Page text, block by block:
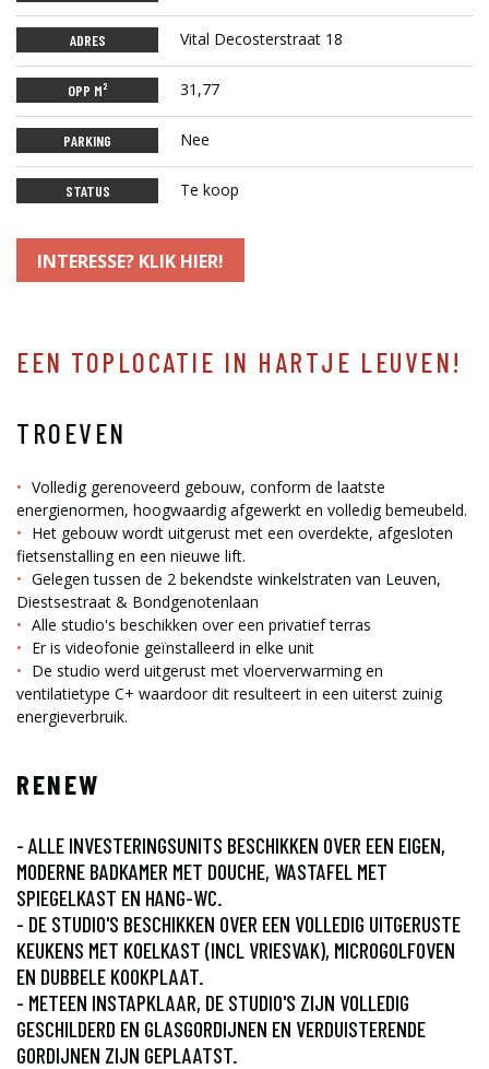
ADRES Vital Decosterstraat 18
OPP M² 31,77
PARKING Nee
STATUS Te koop
INTERESSE? KLIK HIER!
EEN TOPLOCATIE IN HARTJE LEUVEN!
TROEVEN
Volledig gerenoveerd gebouw, conform de laatste
energienormen, hoogwaardig afgewerkt en volledig bemeubeld.
Het gebouw wordt uitgerust met een overdekte, afgesloten
fietsenstalling en een nieuwe lift.
Gelegen tussen de 2 bekendste winkelstraten van Leuven,
Diestsestraat & Bondgenotenlaan
Alle studio's beschikken over een privatief terras
Er is videofonie geïnstalleerd in elke unit
De studio werd uitgerust met vloerverwarming en
ventilatietype C+ waardoor dit resulteert in een uiterst zuinig
energieverbruik.
RENEW
- ALLE INVESTERINGSUNITS BESCHIKKEN OVER EEN EIGEN,
MODERNE BADKAMER MET DOUCHE, WASTAFEL MET
SPIEGELKAST EN HANG-WC.
- DE STUDIO'S BESCHIKKEN OVER EEN VOLLEDIG UITGERUSTE
KEUKENS MET KOELKAST (INCL VRIESVAK), MICROGOLFOVEN
EN DUBBELE KOOKPLAAT.
- METEEN INSTAPKLAAR, DE STUDIO'S ZIJN VOLLEDIG
GESCHILDERD EN GLASGORDIJNEN EN VERDUISTERENDE
GORDIJNEN ZIJN GEPLAATST.